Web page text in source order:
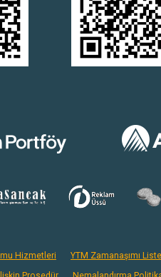
Hizmetleri
YTM Zamanaşımı